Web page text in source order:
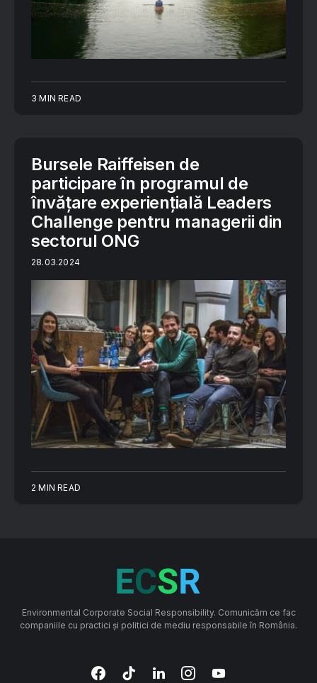
3 MIN READ
Bursele Raiffeisen de
participare în programul de
învățare experiențială Leaders
Challenge pentru managerii din
sectorul ONG
28.03.2024
2 MIN READ
Environmental Corporate Social Responsibility. Comunicăm ce fac
companiile cu practici și politici de mediu responsabile în România.